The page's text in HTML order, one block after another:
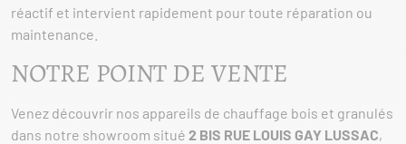
réactif et intervient rapidement pour toute réparation ou
maintenance.
NOTRE POINT DE VENTE
Venez découvrir nos appareils de chauffage bois et granulés
dans notre showroom situé 2 BIS RUE LOUIS GAY LUSSAC,